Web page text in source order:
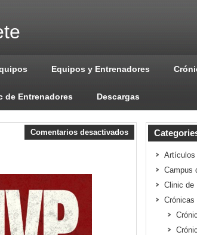
Equipos y Entrenadores
de Entrenadores Descargas
Comentarios desactivados
Artículos
Campus
Clinic de
Crónicas